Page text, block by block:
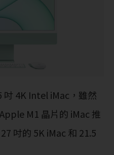
吋 4K Intel iMac，雖然
M1 晶片的 iMac 推
吋的 5K iMac 和 21.5